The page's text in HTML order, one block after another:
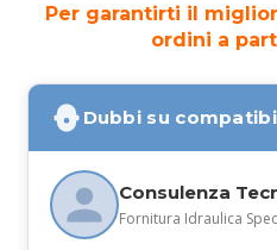
Per garantirti il
ordini a
Dubbi su
Consulenza
Fornitura Idraulica